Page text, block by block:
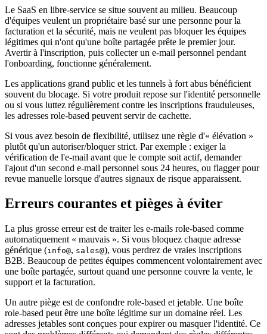
Le SaaS en libre-service se situe souvent au milieu. Beaucoup
d'équipes veulent un propriétaire basé sur une personne pour la
facturation et la sécurité, mais ne veulent pas bloquer les équipes
légitimes qui n'ont qu'une boîte partagée prête le premier jour.
Avertir à l'inscription, puis collecter un e-mail personnel pendant
l'onboarding, fonctionne généralement.
Les applications grand public et les tunnels à fort abus bénéficient
souvent du blocage. Si votre produit repose sur l'identité personnelle
ou si vous luttez régulièrement contre les inscriptions frauduleuses,
les adresses role-based peuvent servir de cachette.
Si vous avez besoin de flexibilité, utilisez une règle d'« élévation »
plutôt qu'un autoriser/bloquer strict. Par exemple : exiger la
vérification de l'e-mail avant que le compte soit actif, demander
l'ajout d'un second e-mail personnel sous 24 heures, ou flagger pour
revue manuelle lorsque d'autres signaux de risque apparaissent.
Erreurs courantes et pièges à éviter
La plus grosse erreur est de traiter les e-mails role-based comme
automatiquement « mauvais ». Si vous bloquez chaque adresse
générique (info@, sales@), vous perdrez de vraies inscriptions
B2B. Beaucoup de petites équipes commencent volontairement avec
une boîte partagée, surtout quand une personne couvre la vente, le
support et la facturation.
Un autre piège est de confondre role-based et jetable. Une boîte
role-based peut être une boîte légitime sur un domaine réel. Les
adresses jetables sont conçues pour expirer ou masquer l'identité. Ce